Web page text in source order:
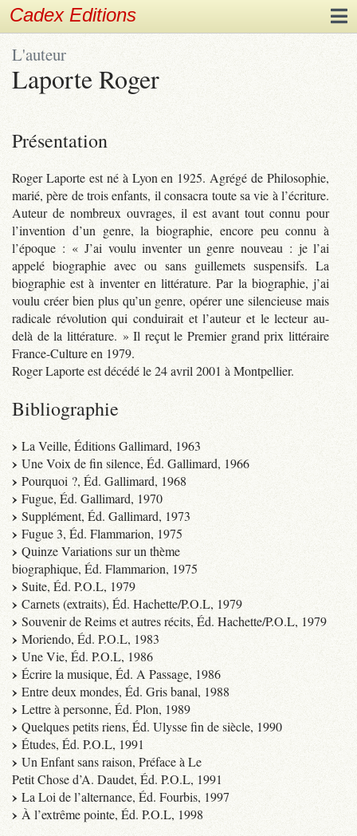
Cadex Editions
L'auteur
Laporte Roger
Présentation
Roger Laporte est né à Lyon en 1925. Agrégé de Philosophie,
marié, père de trois enfants, il consacra toute sa vie à l’écriture.
Auteur de nombreux ouvrages, il est avant tout connu pour
l’invention d’un genre, la biographie, encore peu connu à
l’époque : « J’ai voulu inventer un genre nouveau : je l’ai
appelé biographie avec ou sans guillemets suspensifs. La
biographie est à inventer en littérature. Par la biographie, j’ai
voulu créer bien plus qu’un genre, opérer une silencieuse mais
radicale révolution qui conduirait et l’auteur et le lecteur au-
delà de la littérature. » Il reçut le Premier grand prix littéraire
France-Culture en 1979.
Roger Laporte est décédé le 24 avril 2001 à Montpellier.
Bibliographie
La Veille, Éditions Gallimard, 1963
Une Voix de fin silence, Éd. Gallimard, 1966
Pourquoi ?, Éd. Gallimard, 1968
Fugue, Éd. Gallimard, 1970
Supplément, Éd. Gallimard, 1973
Fugue 3, Éd. Flammarion, 1975
Quinze Variations sur un thème
biographique, Éd. Flammarion, 1975
Suite, Éd. P.O.L, 1979
Carnets (extraits), Éd. Hachette/P.O.L, 1979
Souvenir de Reims et autres récits, Éd. Hachette/P.O.L, 1979
Moriendo, Éd. P.O.L, 1983
Une Vie, Éd. P.O.L, 1986
Écrire la musique, Éd. A Passage, 1986
Entre deux mondes, Éd. Gris banal, 1988
Lettre à personne, Éd. Plon, 1989
Quelques petits riens, Éd. Ulysse fin de siècle, 1990
Études, Éd. P.O.L, 1991
Un Enfant sans raison, Préface à Le
Petit Chose d’A. Daudet, Éd. P.O.L, 1991
La Loi de l’alternance, Éd. Fourbis, 1997
À l’extrême pointe, Éd. P.O.L, 1998